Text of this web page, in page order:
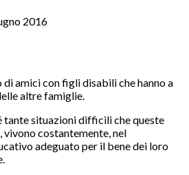
2016
amici con figli disabili che hanno a
altre famiglie.
tante situazioni difficili che queste
vivono costantemente, nel
adeguato per il bene dei loro